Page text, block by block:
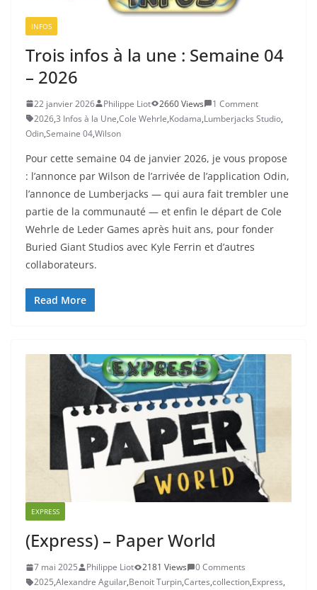
INFOS
Trois infos à la une : Semaine 04
– 2026
22 janvier 2026 Philippe Liot 2660 Views
1 Comment
2026,3 Infos à la Une,Cole Wehrle,Kodama,Lumberjacks Studio,
Odin,Semaine 04,Wilson
Pour cette semaine 04 de janvier 2026, je vous propose
: l’annonce par Wilson de l’arrivée de l’application Odin,
l’annonce de Lumberjacks — qui aura fait trembler une
partie de la communauté — et enfin le départ de Cole
Wehrle de Leder Games après huit ans, pour fonder
Buried Giant Studios avec Kyle Ferrin et d’autres
collaborateurs.
Read More
EXPRESS
(Express) – Paper World
7 mai 2025 Philippe Liot 2181 Views
0 Comments
2025,Alexandre Aguilar,Benoit Turpin,Cartes,collection,Express,